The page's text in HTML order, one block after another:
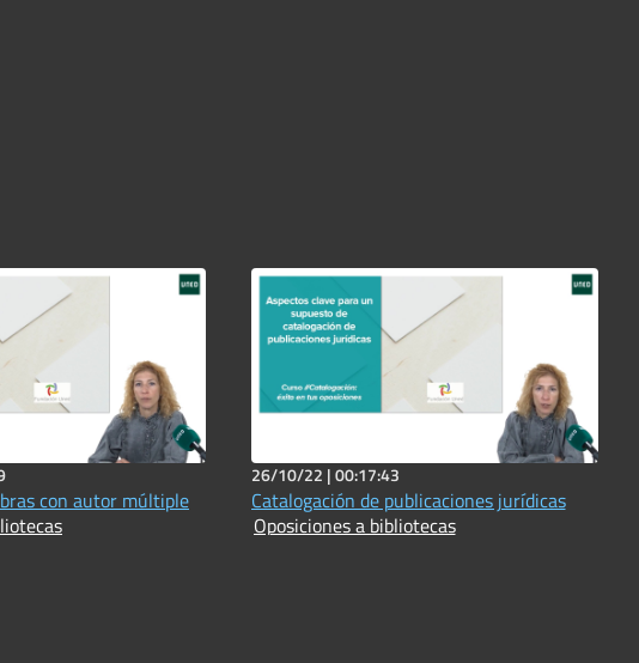
con autor múltiple
26/10/22 |00:17:43
Catalogación de publicaciones jurídicas
Oposiciones a bibliotecas